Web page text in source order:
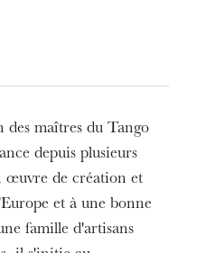
des maîtres du Tango
depuis plusieurs
œuvre de création et
et à une bonne
famille d'artisans